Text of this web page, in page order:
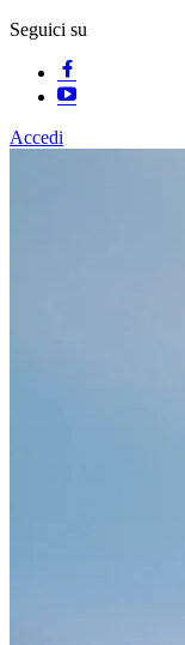
Seguici su
Accedi